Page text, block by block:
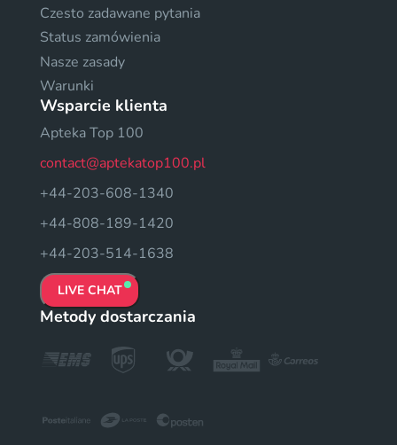
Czesto zadawane pytania
Status zamówienia
Nasze zasady
Warunki
Wsparcie klienta
Apteka Top 100
contact@aptekatop100.pl
+44-203-608-1340
+44-808-189-1420
+44-203-514-1638
LIVE CHAT
Metody dostarczania